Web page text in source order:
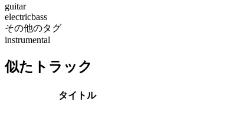
guitar
electricbass
その他のタグ
instrumental
似たトラック
タイトル